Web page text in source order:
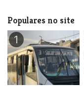
Populares no site
1